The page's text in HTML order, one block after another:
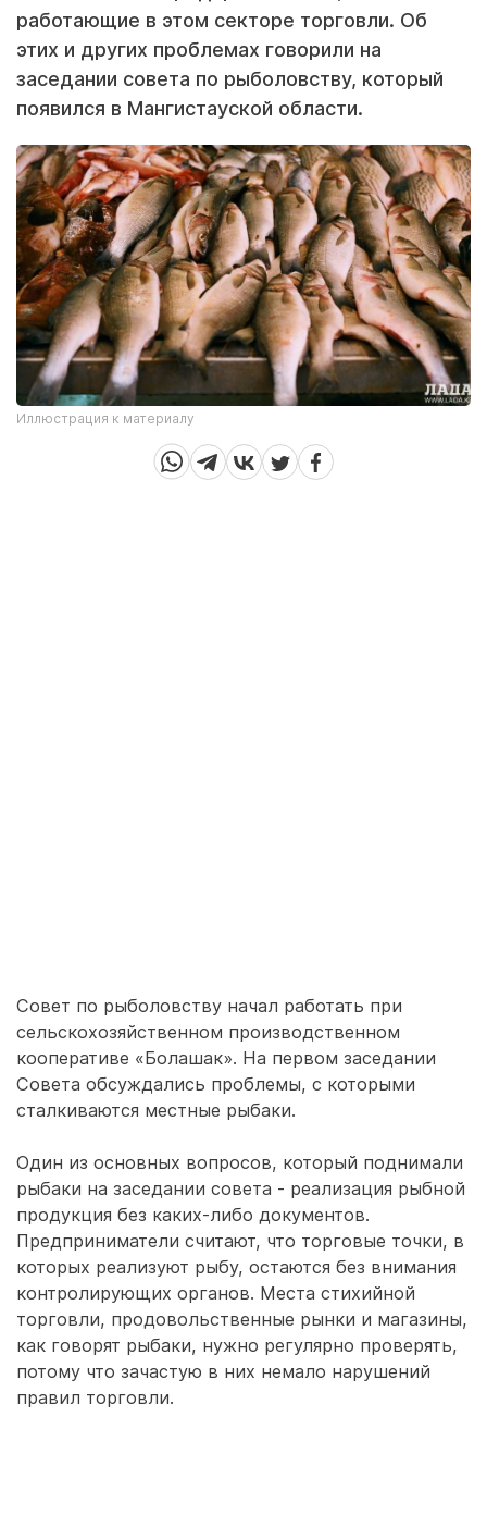
работающие в этом секторе торговли. Об
этих и других проблемах говорили на
заседании совета по рыболовству, который
появился в Мангистауской области.
Иллюстрация к материалу
Совет по рыболовству начал работать при
сельскохозяйственном производственном
кооперативе «Болашак». На первом заседании
Совета обсуждались проблемы, с которыми
сталкиваются местные рыбаки.
Один из основных вопросов, который поднимали
рыбаки на заседании совета - реализация рыбной
продукция без каких-либо документов.
Предприниматели считают, что торговые точки, в
которых реализуют рыбу, остаются без внимания
контролирующих органов. Места стихийной
торговли, продовольственные рынки и магазины,
как говорят рыбаки, нужно регулярно проверять,
потому что зачастую в них немало нарушений
правил торговли.